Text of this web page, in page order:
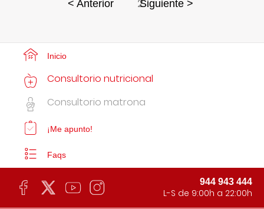
< Anterior 2Siguiente >
Inicio
Consultorio nutricional
Consultorio matrona
¡Me apunto!
Faqs
944 943 444
L-S de 9:00h a 22:00h